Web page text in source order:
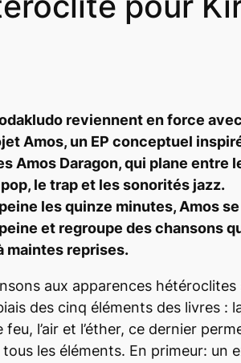
reviennent en force
Amos, un EP conceptuel
Amos Daragon, qui plane entre
le trapet les sonorités jazz.
les quinze minutes,Amosse
et regroupe des chansons
maintes reprises.
aux apparences hétéroclites
des cinq éléments des livres :
feu, l’air et l’éther, ce dernier
les éléments. En primeur: un